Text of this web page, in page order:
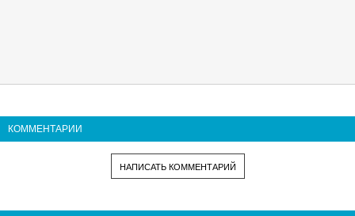
КОММЕНТАРИИ
НАПИСАТЬ КОММЕНТАРИЙ